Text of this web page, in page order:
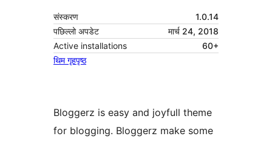
संस्करण
1.0.14
पछिल्लो अपडेट
मार्च 24, 2018
Active installations
60+
थिम गृहपृष्ठ
Bloggerz is easy and joyfull theme
for blogging. Bloggerz make some